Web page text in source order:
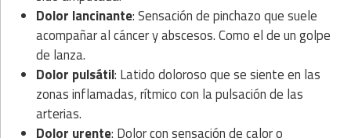
Dolor lancinante: Sensación de pinchazo que suele
acompañar al cáncer y abscesos. Como el de un golpe
de lanza.
Dolor pulsátil: Latido doloroso que se siente en las
zonas inflamadas, rítmico con la pulsación de las
arterias.
Dolor urente: Dolor con sensación de calor o